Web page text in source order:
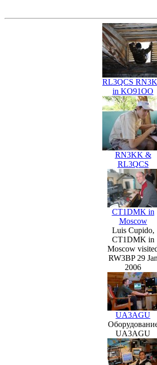
RL3QCS
in KO91OO
RN3KK &
RL3QCS
CT1DMK in
Moscow
Luis Cupido,
CT1DMK in
Moscow
RW3BP 29 Jan
2006
UA3AGU
UA3AGU